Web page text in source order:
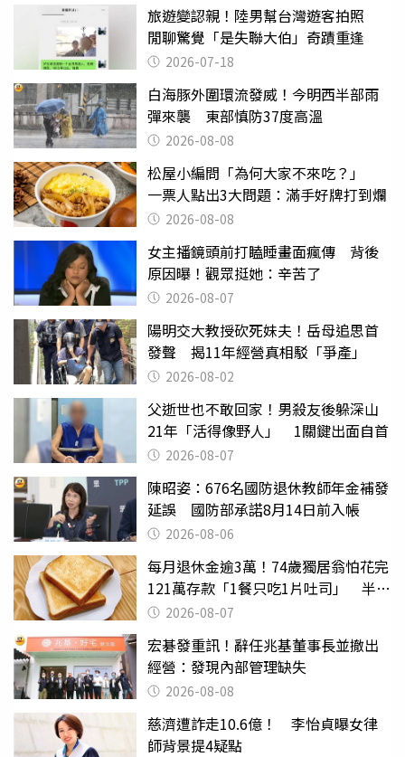
旅遊變認親！陸男幫台灣遊客拍照
閒聊驚覺「是失聯大伯」奇蹟重逢
2026-07-18
白海豚外圍環流發威！今明西半部雨
彈來襲 東部慎防37度高溫
2026-08-08
松屋小編問「為何大家不來吃？」
一票人點出3大問題：滿手好牌打到爛
2026-08-08
女主播鏡頭前打瞌睡畫面瘋傳 背後
原因曝！觀眾挺她：辛苦了
2026-08-07
陽明交大教授砍死妹夫！岳母追思首
發聲 揭11年經營真相駁「爭產」
2026-08-02
父逝世也不敢回家！男殺友後躲深山
21年「活得像野人」 1關鍵出面自首
2026-08-07
陳昭姿：676名國防退休教師年金補發
延誤 國防部承諾8月14日前入帳
2026-08-06
每月退休金逾3萬！74歲獨居翁怕花完
121萬存款「1餐只吃1片吐司」 半年
後暴瘦嚇壞女兒
2026-08-07
宏碁發重訊！辭任兆基董事長並撤出
經營：發現內部管理缺失
2026-08-08
慈濟遭詐走10.6億！ 李怡貞曝女律
師背景提4疑點